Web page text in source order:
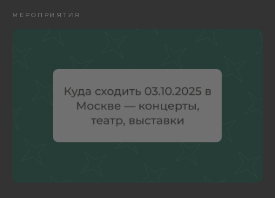
МЕРОПРИЯТИЯ